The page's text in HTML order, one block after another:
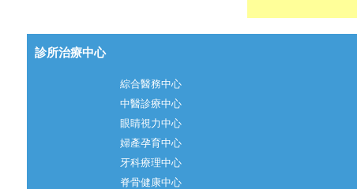
診所治療中心
綜合醫務中心
中醫診療中心
眼睛視力中心
婦產孕育中心
牙科療理中心
脊骨健康中心